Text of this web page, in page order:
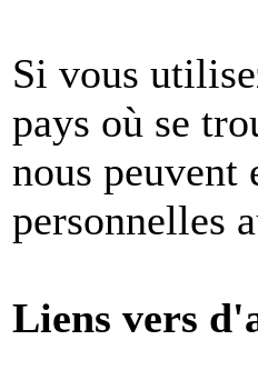
Si vous
pays où se
nous peuvent
personnelles
Liens vers